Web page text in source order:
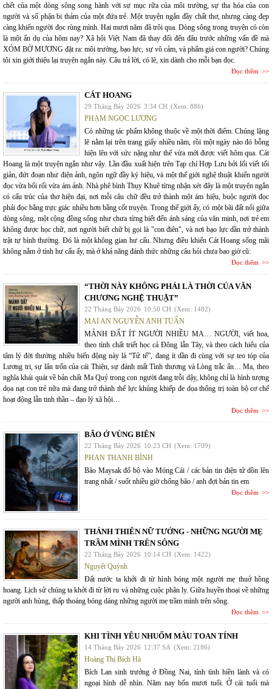
chết của một dòng sông song hành với sự mục rữa của môi trường, sự tha hóa của con
người và số phận bi thảm của một đứa trẻ. Một truyện ngắn đầy chất thơ, nhưng càng đẹp
càng khiến người đọc rùng mình. Hai mươi năm đã trôi qua. Dòng sông trong truyện có còn
là một ẩn dụ của hôm nay? Xã hội Việt Nam đã thay đổi đến đâu trước những vấn đề mà
XÓM BỜ MƯƠNG đặt ra: môi trường, bạo lực, sự vô cảm, và phẩm giá con người? Chúng
tôi xin giới thiệu lại truyện ngắn này. Câu trả lời, có lẽ, xin dành cho mỗi bạn đọc.
Đọc thêm
CÁT HOANG
29 Tháng Bảy 2026 3:34 CH (Xem: 886)
PHẠM NGỌC LƯƠNG
Có những tác phẩm không thuộc về một thời điểm. Chúng lặng
lẽ nằm lại trên trang giấy nhiều năm, rồi một ngày nào đó bỗng
hiện lên với sức nặng như thể vừa mới được viết hôm qua. Cát
Hoang là một truyện ngắn như vậy. Lần đầu xuất hiện trên Tạp chí Hợp Lưu bởi lối viết tối
giản, đứt đoạn như điện ảnh, ngôn ngữ đầy ký hiệu, và một thế giới nghệ thuật khiến người
đọc vừa bối rối vừa ám ảnh. Nhà phê bình Thụy Khuê từng nhận xét đây là một truyện ngắn
có cấu trúc của thơ hiện đại, nơi mỗi câu chữ đều trở thành một ám hiệu, buộc người đọc
phải đọc bằng trực giác nhiều hơn bằng cốt truyện. Trong thế giới ấy, có một bãi đất nổi giữa
dòng sông, một cộng đồng sống như chưa từng biết đến ánh sáng của văn minh, nơi trẻ em
không được học chữ, nơi người biết chữ bị gọi là "con điên", và nơi bạo lực dần trở thành
trật tự bình thường. Đó là một không gian hư cấu. Nhưng điều khiến Cát Hoang sống mãi
không nằm ở tính hư cấu ấy, mà ở khả năng đánh thức những câu hỏi chưa bao giờ cũ:
Đọc thêm
“THỜI NÀY KHÔNG PHẢI LÀ THỜI CỦA VĂN
CHƯƠNG NGHỆ THUẬT”
22 Tháng Bảy 2026 10:50 CH (Xem: 1482)
MAI AN NGUYỄN ANH TUẤN
MẢNH ĐẤT ÍT NGƯỜI NHIỀU MA… NGƯỜI, viết hoa,
theo tính chất triết học cả Đông lẫn Tây, và theo cách hiểu của
tâm lý đời thường nhiều biến động này là “Tử tế”, đang ít dần đi cùng với sự teo tóp của
Lương tri, sự lẩn trốn của cái Thiện, sự đánh mất Tình thương và Lòng trắc ẩn… Ma, theo
nghĩa khái quát về bản chất Ma Quỷ trong con người đang trỗi dậy, không chỉ là hình tượng
dọa nạt con trẻ nữa mà đang trở thành thế lực khủng khiếp đe dọa thống trị toàn bộ cơ chế
hoạt động lẫn tinh thần – đạo lý xã hội…
Đọc thêm
BÃO Ở VÙNG BIÊN
22 Tháng Bảy 2026 10:23 CH (Xem: 1709)
PHAN THANH BÌNH
Bão Maysak đổ bộ vào Móng Cái / các bản tin điện tử dồn lên
trang nhất / suốt nhiều giờ chống bão / anh đợi bản tin em
Đọc thêm
THÁNH THIÊN NỮ TƯỚNG - NHỮNG NGƯỜI MẸ
TRẦM MÌNH TRÊN SÔNG
22 Tháng Bảy 2026 10:14 CH (Xem: 1422)
Nguyệt Quỳnh
Đất nước ta khởi đi từ hình bóng một người mẹ thuở hồng
hoang. Lịch sử chúng ta khởi đi từ lời ru và những cuộc phân ly. Giữa huyền thoại về những
người anh hùng, thấp thoáng bóng dáng những người mẹ trầm mình trên sông.
Đọc thêm
KHI TÌNH YÊU NHUỐM MÀU TOAN TÍNH
14 Tháng Bảy 2026 12:37 SA (Xem: 2186)
Hoàng Thị Bích Hà
Bích Lan sinh trưởng ở Đồng Nai, tính tình hiền lành và có
ngoại hình dễ nhìn. Năm nay bốn mươi tuổi. Ở cái tuổi mà